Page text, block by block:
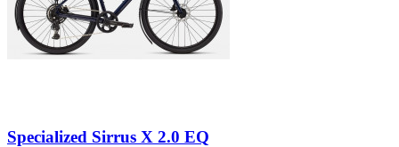
Specialized Sirrus X 2.0 EQ